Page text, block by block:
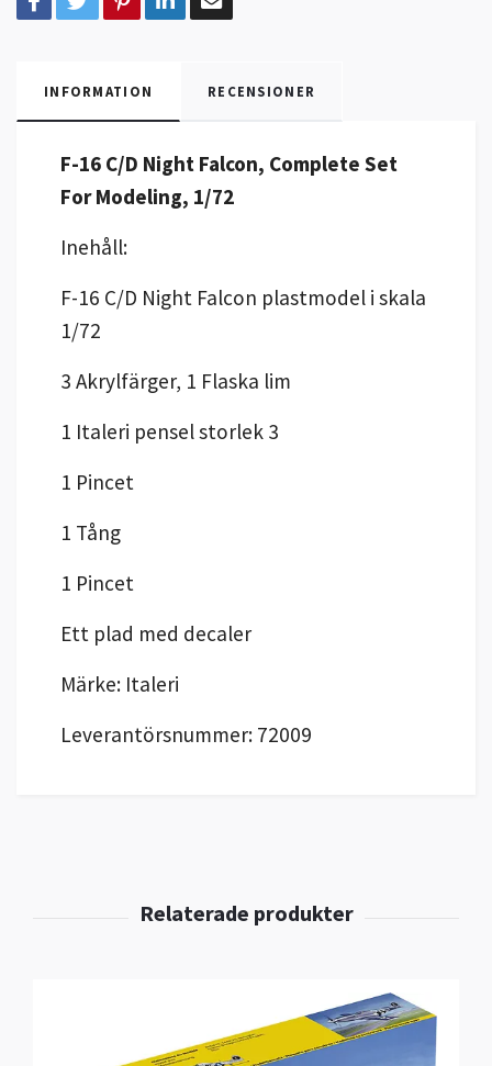
INFORMATION RECENSIONER
F-16 C/D Night Falcon, Complete Set
For Modeling, 1/72
Inehåll:
F-16 C/D Night Falcon plastmodel i skala
1/72
3 Akrylfärger, 1 Flaska lim
1 Italeri pensel storlek 3
1 Pincet
1 Tång
1 Pincet
Ett plad med decaler
Märke: Italeri
Leverantörsnummer: 72009